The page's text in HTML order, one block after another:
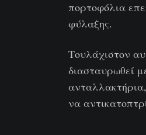
πορτοφόλια
φύλαξης.
Τουλάχιστον
διασταυρωθεί
να